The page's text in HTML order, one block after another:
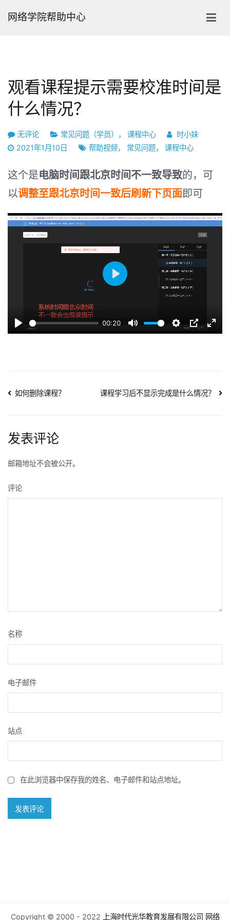
网络学院帮助中心
观看课程提示需要校准时间是
什么情况？
观
看
程
示
要
校
情
无评论 常见问题（学员） ， 课程中心
时小妹
2021年1月10日
帮助视频， 常见问题， 课程中心
这个是电脑时间跟北京时间不一致导致的，可
以调整至跟北京时间一致后刷新下页面即可
Play
00:20
Mute Settings
PIP
Enter
Play
文
导
航
如何删除课程？ 课程学习后不显示完成是什么情况？
发表评论
邮箱地址不会被公开。
评论
名称
电子邮件
站点
在此浏览器中保存我的姓名、电子邮件和站点地址。
Copyright © 2000 - 2022 上海时代光华教育发展有限公司 网络